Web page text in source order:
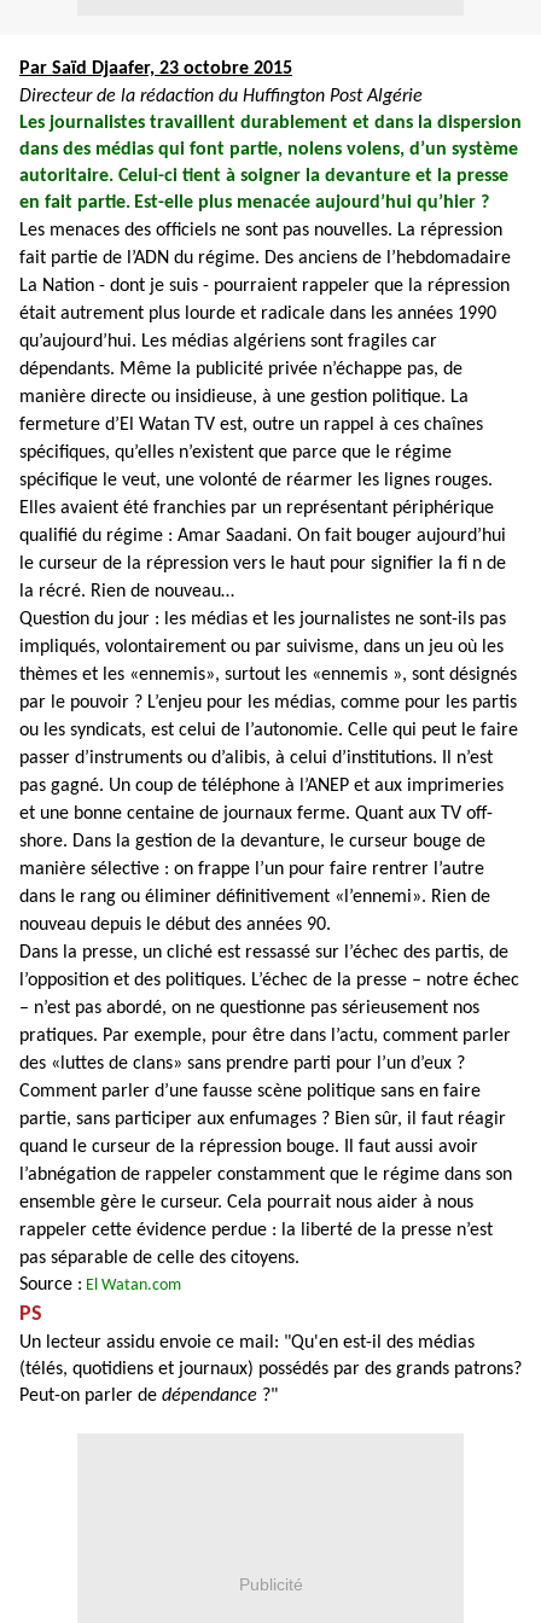
Par Saïd Djaafer, 23 octobre 2015
Directeur de la rédaction du Huffington Post Algérie
Les journalistes travaillent durablement et dans la dispersion
dans des médias qui font partie, nolens volens, d’un système
autoritaire. Celui-ci tient à soigner la devanture et la presse
en fait partie. Est-elle plus menacée aujourd’hui qu’hier ?
Les menaces des ofﬁciels ne sont pas nouvelles. La répression
fait partie de l’ADN du régime. Des anciens de l’hebdomadaire
La Nation - dont je suis - pourraient rappeler que la répression
était autrement plus lourde et radicale dans les années 1990
qu’aujourd’hui. Les médias algériens sont fragiles car
dépendants. Même la publicité privée n’échappe pas, de
manière directe ou insidieuse, à une gestion politique. La
fermeture d’El Watan TV est, outre un rappel à ces chaînes
spéciﬁques, qu’elles n’existent que parce que le régime
spéciﬁque le veut, une volonté de réarmer les lignes rouges.
Elles avaient été franchies par un représentant périphérique
qualiﬁé du régime : Amar Saadani. On fait bouger aujourd’hui
le curseur de la répression vers le haut pour signiﬁer la ﬁ n de
la récré. Rien de nouveau…
Question du jour : les médias et les journalistes ne sont-ils pas
impliqués, volontairement ou par suivisme, dans un jeu où les
thèmes et les «ennemis», surtout les «ennemis », sont désignés
par le pouvoir ? L’enjeu pour les médias, comme pour les partis
ou les syndicats, est celui de l’autonomie. Celle qui peut le faire
passer d’instruments ou d’alibis, à celui d’institutions. Il n’est
pas gagné. Un coup de téléphone à l’ANEP et aux imprimeries
et une bonne centaine de journaux ferme. Quant aux TV off-
shore. Dans la gestion de la devanture, le curseur bouge de
manière sélective : on frappe l’un pour faire rentrer l’autre
dans le rang ou éliminer déﬁnitivement «l’ennemi». Rien de
nouveau depuis le début des années 90.
Dans la presse, un cliché est ressassé sur l’échec des partis, de
l’opposition et des politiques. L’échec de la presse – notre échec
– n’est pas abordé, on ne questionne pas sérieusement nos
pratiques. Par exemple, pour être dans l’actu, comment parler
des «luttes de clans» sans prendre parti pour l’un d’eux ?
Comment parler d’une fausse scène politique sans en faire
partie, sans participer aux enfumages ? Bien sûr, il faut réagir
quand le curseur de la répression bouge. Il faut aussi avoir
l’abnégation de rappeler constamment que le régime dans son
ensemble gère le curseur. Cela pourrait nous aider à nous
rappeler cette évidence perdue : la liberté de la presse n’est
pas séparable de celle des citoyens.
Source : El Watan.com
PS
Un lecteur assidu envoie ce mail: "Qu'en est-il des médias
(télés, quotidiens et journaux) possédés par des grands patrons?
Peut-on parler de dépendance ?"
Publicité